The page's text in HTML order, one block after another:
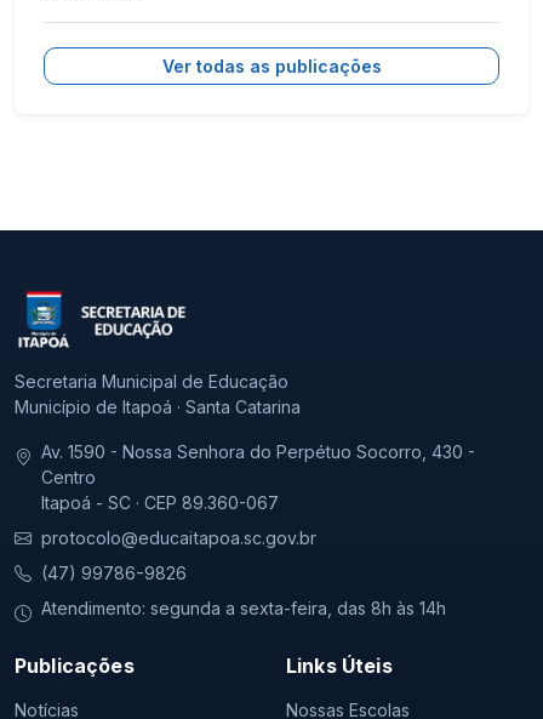
Ver todas as publicações
Secretaria Municipal de Educação
Município de Itapoá · Santa Catarina
Av. 1590 - Nossa Senhora do Perpétuo Socorro, 430 -
Centro
Itapoá - SC · CEP 89.360-067
protocolo@educaitapoa.sc.gov.br
(47) 99786-9826
Atendimento: segunda a sexta-feira, das 8h às 14h
Publicações
Notícias
Links Úteis
Nossas Escolas